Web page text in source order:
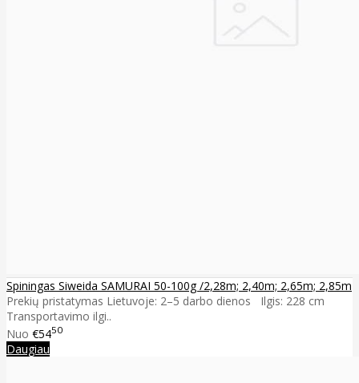
Spiningas Siweida SAMURAI 50-100g /2,28m; 2,40m; 2,65m; 2,85m
Prekių pristatymas Lietuvoje: 2–5 darbo dienos Ilgis: 228 cm
Transportavimo ilgi..
Nuo €5450
Daugiau